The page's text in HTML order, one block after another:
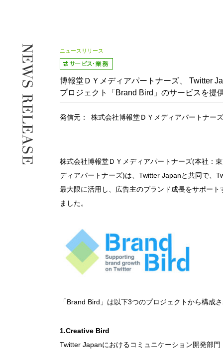
ニュースリリース
博報堂ＤＹメディアパートナーズ、 Twitter
プロジェクト「Brand Bird」のサービスを提
発信元： 株式会社博報堂ＤＹメディアパートナーズ
株式会社博報堂ＤＹメディアパートナーズ(本社：
ディアパートナーズ)は、Twitter Japanと共同で、
最大限に活用し、広告主のブランド成長をサポー
ました。
「Brand Bird」は以下3つのプロジェクトから構成
1.Creative Bird
Twitter Japanにおけるコミュニケーション開発部